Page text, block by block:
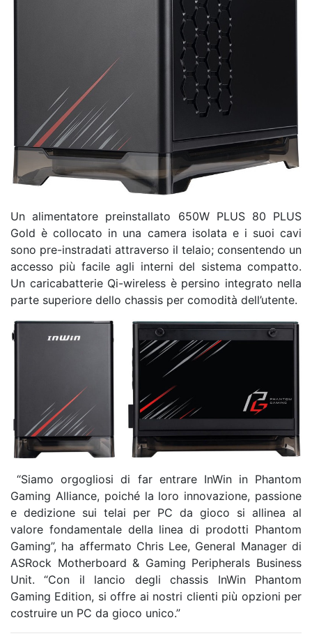
Un alimentatore preinstallato 650W PLUS 80 PLUS
Gold è collocato in una camera isolata e i suoi cavi
sono pre-instradati attraverso il telaio; consentendo un
accesso più facile agli interni del sistema compatto.
Un caricabatterie Qi-wireless è persino integrato nella
parte superiore dello chassis per comodità dell’utente.
“Siamo orgogliosi di far entrare InWin in Phantom
Gaming Alliance, poiché la loro innovazione, passione
e dedizione sui telai per PC da gioco si allinea al
valore fondamentale della linea di prodotti Phantom
Gaming”, ha affermato Chris Lee, General Manager di
ASRock Motherboard & Gaming Peripherals Business
Unit. “Con il lancio degli chassis InWin Phantom
Gaming Edition, si offre ai nostri clienti più opzioni per
costruire un PC da gioco unico.”